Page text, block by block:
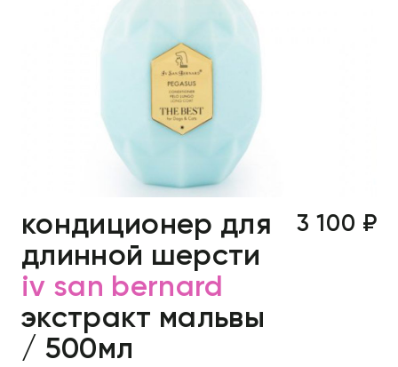
кондиционер для
длинной шерсти
iv san bernard
экстракт мальвы
/ 500мл
3 100 ₽